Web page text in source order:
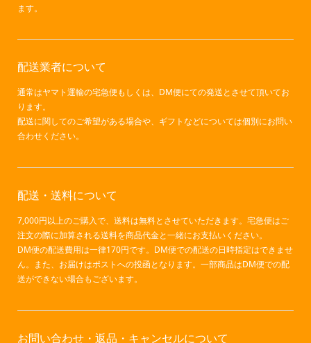
ます。
配送業者について
通常はヤマト運輸の宅急便もしくは、DM便にての発送とさせて頂いてお
ります。
配送に関してのご希望がある場合や、ギフトなどについては個別にお問い
合わせください。
配送・送料について
7,000円以上のご購入で、送料は無料とさせていただきます。宅急便はご
注文の際に加算される送料を商品代金と一緒にお支払いください。
DM便の配送費用は一律170円です。DM便での配送の日時指定はできませ
ん。また、お届けはポストへの投函となります。一部商品はDM便での配
送ができない場合もございます。
お問い合わせ・返品・キャンセルについて